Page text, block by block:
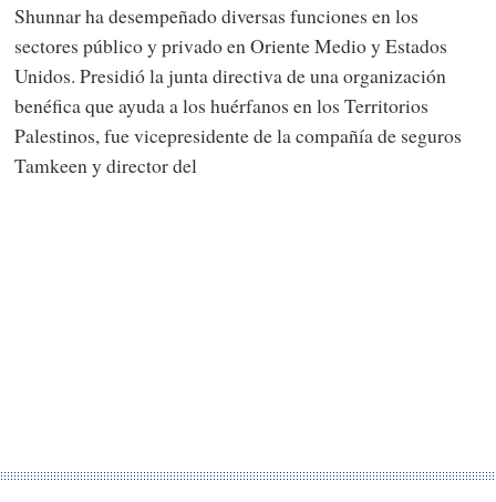
Shunnar ha desempeñado diversas funciones en los
sectores público y privado en Oriente Medio y Estados
Unidos. Presidió la junta directiva de una organización
benéfica que ayuda a los huérfanos en los Territorios
Palestinos, fue vicepresidente de la compañía de seguros
Tamkeen y director del